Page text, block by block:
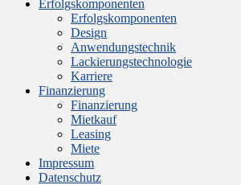
Erfolgskomponenten
Erfolgskomponenten
Design
Anwendungstechnik
Lackierungstechnologie
Karriere
Finanzierung
Finanzierung
Mietkauf
Leasing
Miete
Impressum
Datenschutz